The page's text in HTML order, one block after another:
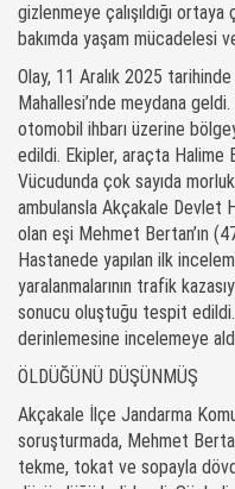
gizlenmeye çalışıldığı
bakımda yaşam mücadelesi
Olay, 11 Aralık 2025 tarihinde
Mahallesi’nde meydana
otomobil ihbarı üzerine
edildi. Ekipler, araçta Halime
Vücudunda çok sayıda
ambulansla Akçakale Devlet
olan eşi Mehmet Bertan’ın
Hastanede yapılan ilk
yaralanmalarının trafik
sonucu oluştuğu tespit edildi.
derinlemesine incelemeye
ÖLDÜĞÜNÜ DÜŞÜNMÜŞ
Akçakale İlçe Jandarma
soruşturmada, Mehmet
tekme, tokat ve sopayla